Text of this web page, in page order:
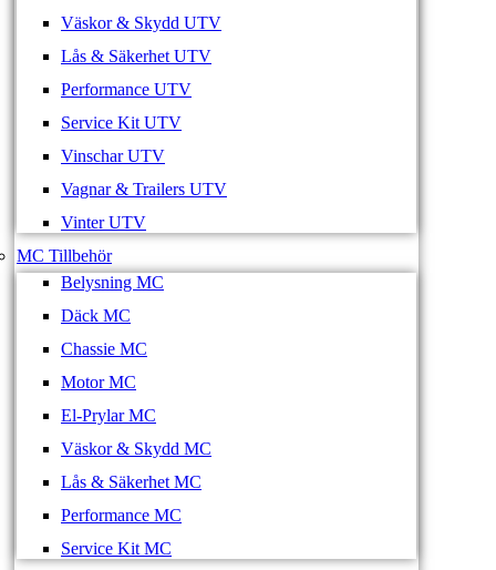
Väskor & Skydd UTV
Lås & Säkerhet UTV
Performance UTV
Service Kit UTV
Vinschar UTV
Vagnar & Trailers UTV
Vinter UTV
MC Tillbehör
Belysning MC
Däck MC
Chassie MC
Motor MC
El-Prylar MC
Väskor & Skydd MC
Lås & Säkerhet MC
Performance MC
Service Kit MC